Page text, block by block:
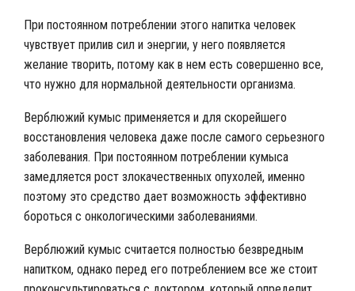
При постоянном потреблении этого напитка человек
чувствует прилив сил и энергии, у него появляется
желание творить, потому как в нем есть совершенно все,
что нужно для нормальной деятельности организма.
Верблюжий кумыс применяется и для скорейшего
восстановления человека даже после самого серьезного
заболевания. При постоянном потреблении кумыса
замедляется рост злокачественных опухолей, именно
поэтому это средство дает возможность эффективно
бороться с онкологическими заболеваниями.
Верблюжий кумыс считается полностью безвредным
напитком, однако перед его потреблением все же стоит